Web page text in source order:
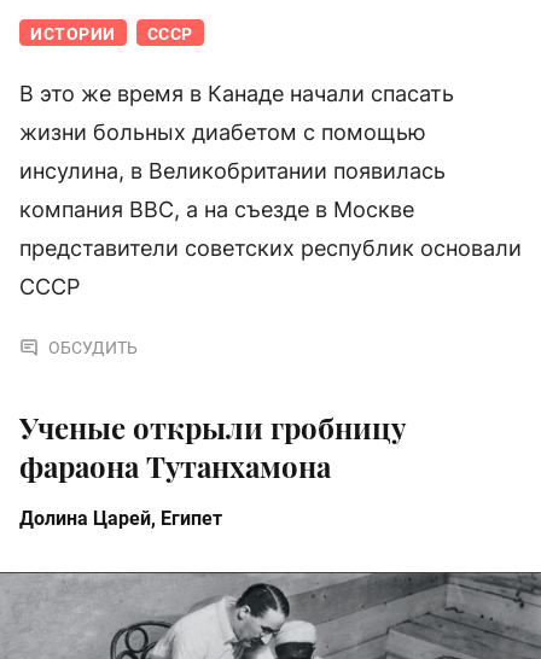
ИСТОРИИ СССР
В это же время в Канаде начали спасать
жизни больных диабетом с помощью
инсулина, в Великобритании появилась
компания BBC, а на съезде в Москве
представители советских республик основали
СССР
ОБСУДИТЬ
Ученые открыли гробницу
фараона Тутанхамона
Долина Царей, Египет